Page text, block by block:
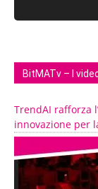
BitMATv – I
TrendAI rafforza
innovazione per